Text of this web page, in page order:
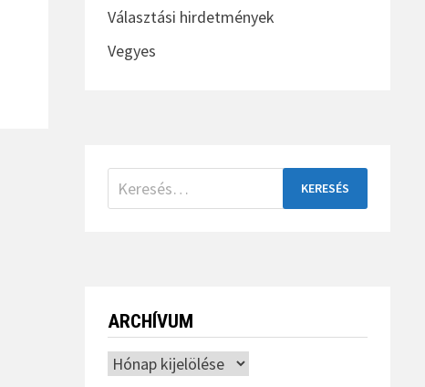
Választási hirdetmények
Vegyes
Keresés:
ARCHÍVUM
Archívum